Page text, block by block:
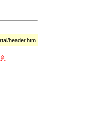
header.htm